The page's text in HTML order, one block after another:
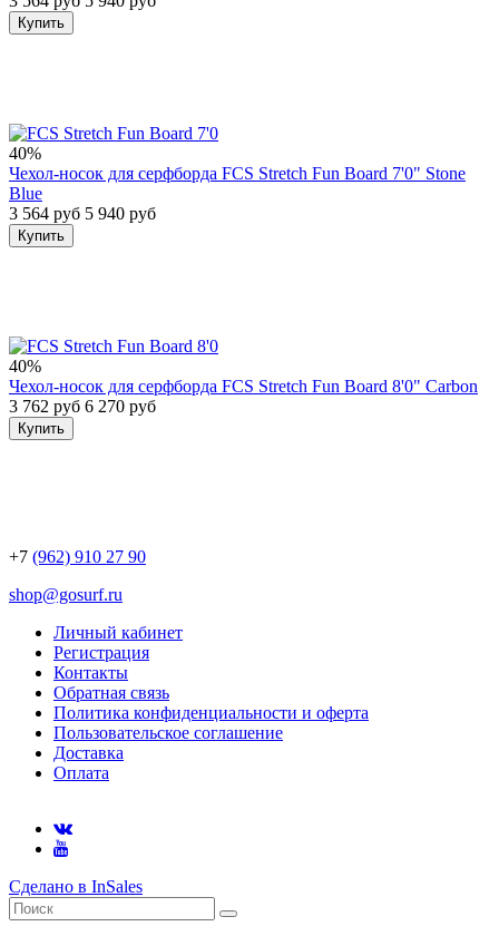
Купить
40%
Чехол-носок для серфборда FCS Stretch Fun Board 7'0" Stone
Blue
3 564 руб 5 940 руб
Купить
40%
Чехол-носок для серфборда FCS Stretch Fun Board 8'0" Carbon
3 762 руб 6 270 руб
Купить
+7 (962) 910 27 90
shop@gosurf.ru
Личный кабинет
Регистрация
Контакты
Обратная связь
Политика конфиденциальности и оферта
Пользовательское соглашение
Доставка
Оплата
Сделано в InSales